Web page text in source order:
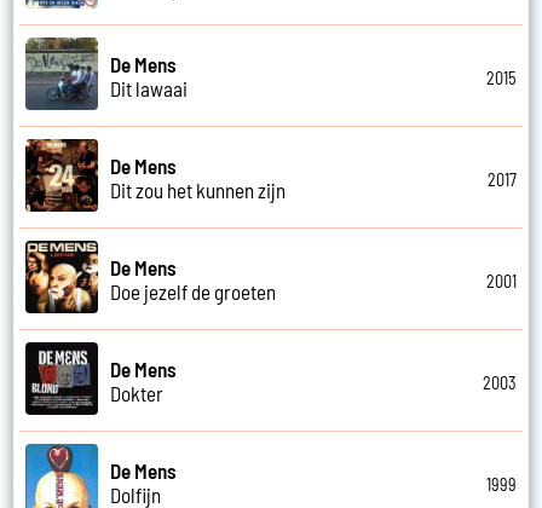
De Mens
Dit lawaai
2015
De Mens
Dit zou het kunnen zijn
2017
De Mens
Doe jezelf de groeten
2001
De Mens
Dokter
2003
De Mens
Dolfijn
1999